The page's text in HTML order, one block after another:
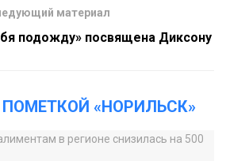
материал
подожду» посвящена Диксону
«НОРИЛЬСК»